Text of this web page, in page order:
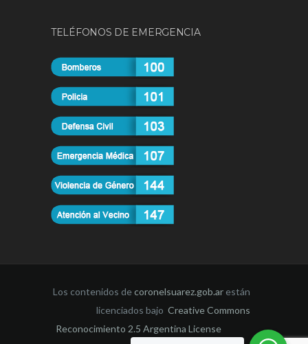
TELÉFONOS DE EMERGENCIA
Los contenidos decoronelsuarez.gob.ar están
licenciados bajo Creative Commons
Reconocimiento 2.5 Argentina License